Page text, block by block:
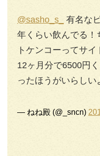
@sasho_s_
有名な
年くらい飲んでる！
トケンコーってサ
12ヶ月分で6500円
ったほうがいらしい
— ねね殿 (@_sncn)